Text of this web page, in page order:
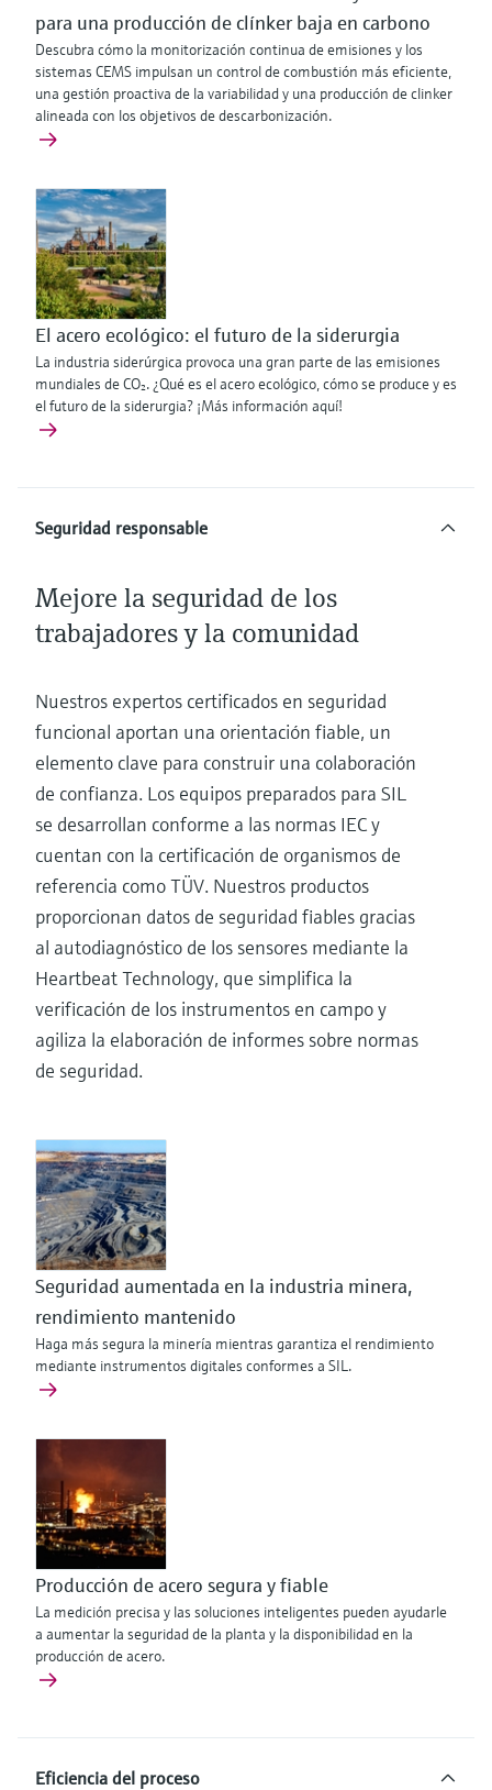
para una producción de clínker baja en carbono
Descubra cómo la monitorización continua de emisiones y los
sistemas CEMS impulsan un control de combustión más eficiente,
una gestión proactiva de la variabilidad y una producción de clinker
alineada con los objetivos de descarbonización.
El acero ecológico: el futuro de la siderurgia
La industria siderúrgica provoca una gran parte de las emisiones
mundiales de CO₂. ¿Qué es el acero ecológico, cómo se produce y es
el futuro de la siderurgia? ¡Más información aquí!
Seguridad responsable
Mejore la seguridad de los
trabajadores y la comunidad
Nuestros expertos certificados en seguridad
funcional aportan una orientación fiable, un
elemento clave para construir una colaboración
de confianza. Los equipos preparados para SIL
se desarrollan conforme a las normas IEC y
cuentan con la certificación de organismos de
referencia como TÜV. Nuestros productos
proporcionan datos de seguridad fiables gracias
al autodiagnóstico de los sensores mediante la
Heartbeat Technology, que simplifica la
verificación de los instrumentos en campo y
agiliza la elaboración de informes sobre normas
de seguridad.
Seguridad aumentada en la industria minera,
rendimiento mantenido
Haga más segura la minería mientras garantiza el rendimiento
mediante instrumentos digitales conformes a SIL.
Producción de acero segura y fiable
La medición precisa y las soluciones inteligentes pueden ayudarle
a aumentar la seguridad de la planta y la disponibilidad en la
producción de acero.
Eficiencia del proceso